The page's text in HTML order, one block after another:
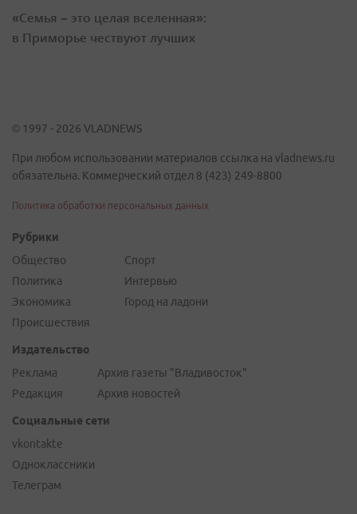
«Семья – это целая вселенная»:
в Приморье чествуют лучших
© 1997 - 2026 VLADNEWS
При любом использовании материалов ссылка на vladnews.ru
обязательна. Коммерческий отдел 8 (423) 249-8800
Политика обработки персональных данных
Рубрики
Общество
Политика
Экономика
Происшествия
Спорт
Интервью
Город на ладони
Издательство
Реклама
Редакция
Архив газеты "Владивосток"
Архив новостей
Социальные сети
vkontakte
Одноклассники
Телеграм